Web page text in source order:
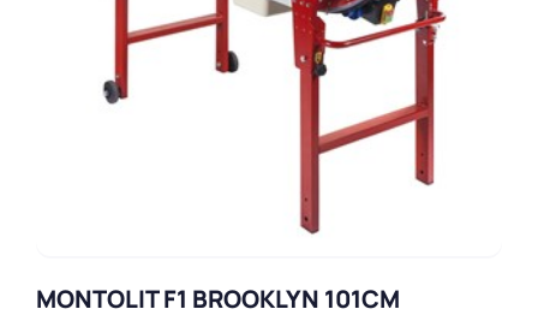
MONTOLIT F1 BROOKLYN 101CM